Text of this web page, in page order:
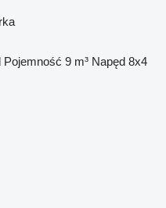
Pojemność 9 m³ Napęd 8x4